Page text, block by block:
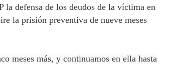
defensa de los deudos de la víctima en
la prisión preventiva de nueve meses
meses más, y continuamos en ella hasta